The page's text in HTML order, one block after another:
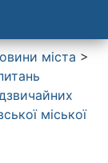
міста >
міської